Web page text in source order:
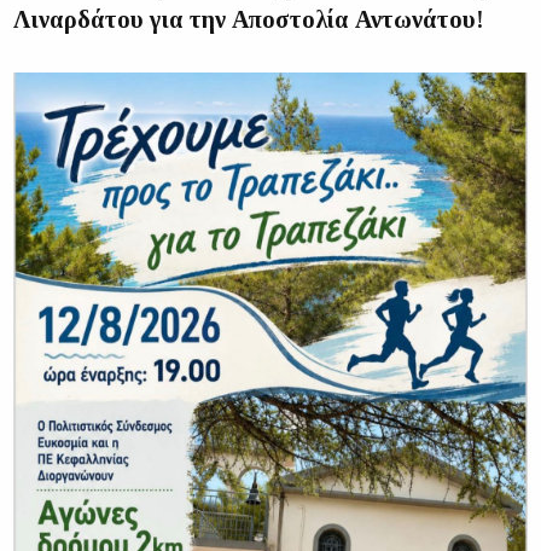
Λιναρδάτου για την Αποστολία Αντωνάτου!